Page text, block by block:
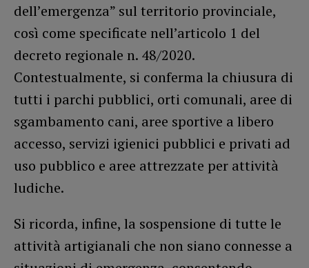
dell’emergenza” sul territorio provinciale,
così come specificate nell’articolo 1 del
decreto regionale n. 48/2020.
Contestualmente, si conferma la chiusura di
tutti i parchi pubblici, orti comunali, aree di
sgambamento cani, aree sportive a libero
accesso, servizi igienici pubblici e privati ad
uso pubblico e aree attrezzate per attività
ludiche.
Si ricorda, infine, la sospensione di tutte le
attività artigianali che non siano connesse a